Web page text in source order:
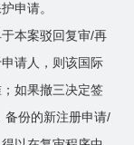
申请。
本案驳回复审/再
请人，则该国际
如果撤三决定签
备份的新注册申请/